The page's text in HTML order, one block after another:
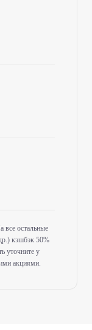
все остальные
кэшбэк 50%
уточните у
акциями.